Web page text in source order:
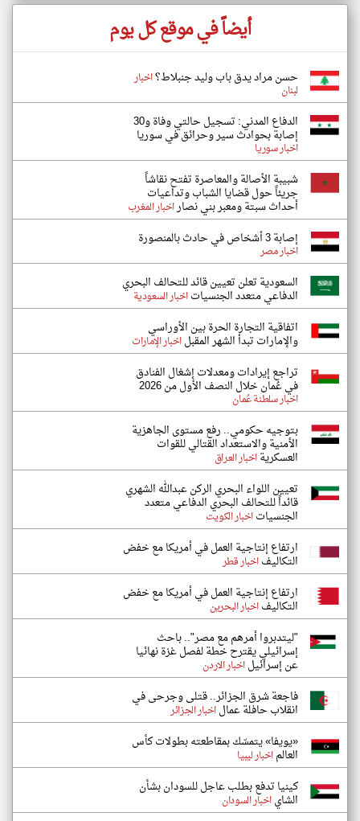
أيضاً في موقع كل يوم
حسن مراد يدق باب وليد جنبلاط؟اخبار
لبنان
الدفاع المدني: تسجيل حالتي وفاة و30
إصابة بحوادث سير وحرائق في سوريا
اخبار سوريا
شبيبة الأصالة والمعاصرة تفتح نقاشاً
جريئاً حول قضايا الشباب وتداعيات
أحداث سبتة ومعبر بني نصاراخبار المغرب
إصابة 3 أشخاص في حادث بالمنصورة
اخبار مصر
السعودية تعلن تعيين قائد للتحالف البحري
الدفاعي متعدد الجنسياتاخبار السعودية
اتفاقية التجارة الحرة بين الأوراسي
والإمارات تبدأ الشهر المقبلاخبار الإمارات
تراجع إيرادات ومعدلات إشغال الفنادق
في عُمان خلال النصف الأول من 2026
اخبار سلطنة عُمان
بتوجيه حكومي.. رفع مستوى الجاهزية
الأمنية والاستعداد القتالي للقوات
العسكريةاخبار العراق
تعيين اللواء البحري الركن عبدالله الشهري
قائداً للتحالف البحري الدفاعي متعدد
الجنسياتاخبار الكويت
ارتفاع إنتاجية العمل في أمريكا مع خفض
التكاليفاخبار قطر
ارتفاع إنتاجية العمل في أمريكا مع خفض
التكاليفاخبار البحرين
"ليتدبروا أمرهم مع مصر".. باحث
إسرائيلي يقترح خطة لفصل غزة نهائيا
عن إسرائيلاخبار الاردن
فاجعة شرق الجزائر.. قتلى وجرحى في
انقلاب حافلة عمالاخبار الجزائر
«يويفا» يتمسّك بمقاطعته بطولات كأس
العالماخبار ليبيا
كينيا تدفع بطلب عاجل للسودان بشأن
الشاياخبار السودان